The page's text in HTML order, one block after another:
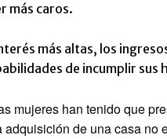
más caros.
más altas, los
de incumplir sus
mujeres han tenido que
de una casa no